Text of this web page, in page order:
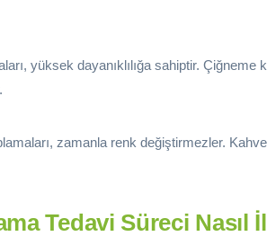
yüksek dayanıklılığa sahiptir. Çiğneme
zamanla renk değiştirmezler.
Tedavi Süreci Nasıl